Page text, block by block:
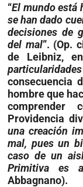
“El mundo está
se han dado
decisiones de
del mal”. (Op.
de Leibniz,
consecuencia
hombre que
Providencia
una creación
mal, pues un
caso de un
Primitiva es
Abbagnano).